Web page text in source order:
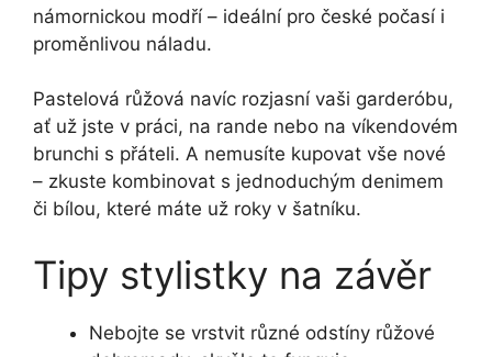
námornickou modří – ideální pro české počasí i
proměnlivou náladu.
Pastelová růžová navíc rozjasní vaši garderóbu,
ať už jste v práci, na rande nebo na víkendovém
brunchi s přáteli. A nemusíte kupovat vše nové
– zkuste kombinovat s jednoduchým denimem
či bílou, které máte už roky v šatníku.
Tipy stylistky na závěr
Nebojte se vrstvit různé odstíny růžové